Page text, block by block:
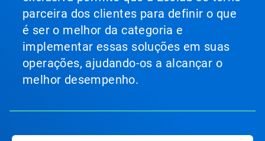
parceira dos clientes para definir o que
é ser o melhor da categoria e
implementar essas soluções em suas
operações, ajudando-os a alcançar o
melhor desempenho.